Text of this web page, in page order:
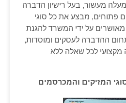
מעשור, בעל רישיון הדברה
פתוחים, מבצע את כל סוגי
על ידי המשרד להגנת
ההדברה לעסקים ומוסדות,
מקצועי לכל שאלה ללא
המזיקים והמכרסמים